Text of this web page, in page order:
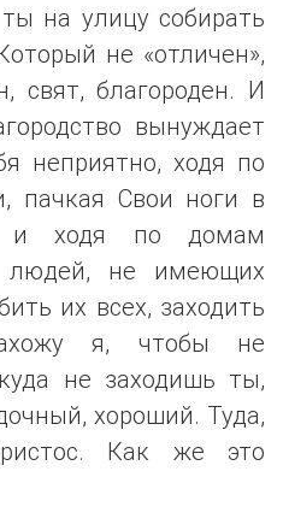
на улицу собирать
не «отличен»,
свят, благороден. И
вынуждает
неприятно, ходя по
пачкая Свои ноги в
и ходя по домам
людей, не имеющих
их всех, заходить
я, чтобы не
не заходишь ты,
хороший. Туда,
Как же это